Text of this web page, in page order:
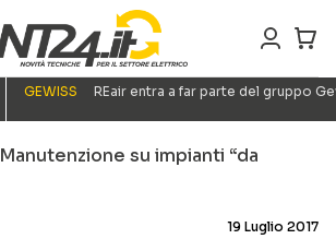
GEWISS REair entra a far parte del gruppo
Manutenzione su impianti “da
19 Luglio 2017